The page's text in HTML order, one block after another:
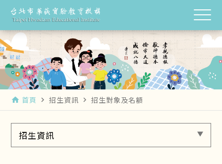
home 首頁 navigate_next 招生資訊 navigate_next 招生對象及名額
招生資訊